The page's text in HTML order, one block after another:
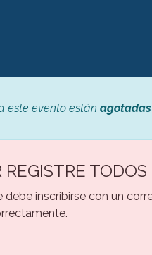
este evento están agotadas
REGISTRE
debe inscribirse con un